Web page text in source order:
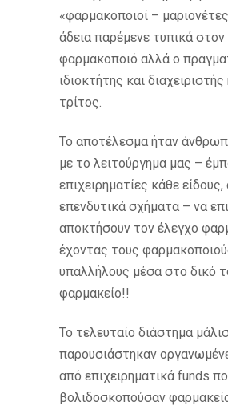
«φαρμακοποιοί –
άδεια παρέμενε τυπικά στον
φαρμακοποιό αλλά ο
ιδιοκτήτης και
τρίτος.
Το αποτέλεσμα ήταν
με το λειτούργημα μας –
επιχειρηματίες κάθε
επενδυτικά σχήματα – να
αποκτήσουν τον έλεγχο
έχοντας τους
υπαλλήλους μέσα στο δικό
φαρμακείο!!
Το τελευταίο διάστημα
παρουσιάστηκαν
από επιχειρηματικά funds
βολιδοσκοπούσαν